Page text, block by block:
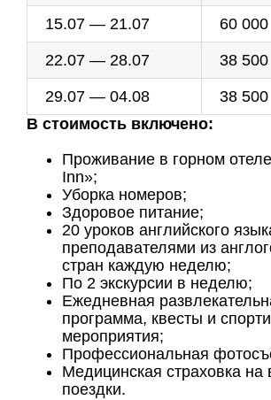
15.07 — 21.07 60 000
22.07 — 28.07 38 500
29.07 — 04.08
38 500
В стоимость включено:
Проживание в горном
Inn»;
Уборка номеров;
Здоровое питание;
20 уроков английского
преподавателями из
стран каждую неделю;
По 2 экскурсии в неделю;
Ежедневная
программа, квесты и
мероприятия;
Профессиональная
Медицинская страховка на
поездки.